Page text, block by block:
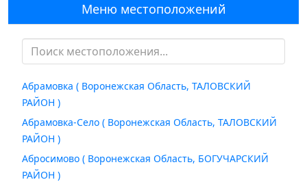
Меню местоположений
Абрамовка ( Воронежская Область, ТАЛОВСКИЙ
РАЙОН )
Абрамовка-Село ( Воронежская Область, ТАЛОВСКИЙ
РАЙОН )
Абросимово ( Воронежская Область, БОГУЧАРСКИЙ
РАЙОН )